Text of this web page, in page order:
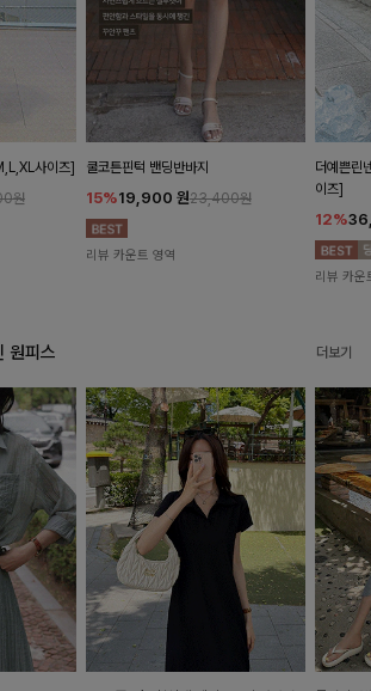
사이즈]
원
쿨코튼핀턱 밴딩반바지
15%19,900 원23,400원
리뷰 카운트 영역
더예쁜린
이즈]
12%
리뷰 카운
원피스 더보기